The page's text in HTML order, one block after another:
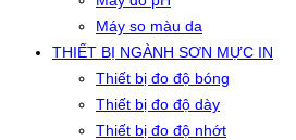
Máy so màu da
THIẾT BỊ NGÀNH SƠN MỰC IN
Thiết bị đo độ bóng
Thiết bị đo độ dày
Thiết bị đo độ nhớt